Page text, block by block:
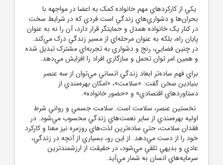
يکي از کارکردهاي مهم خانواده کمک به اعضا در مواجهه با
بحران‌ها و دشواري‌هاي زندگي است.فردي که در شرايط سخت
در کنار يک خانواده همدل و حمايتگر قرار دارد، آن را نه به عنوان
پايان راه، بلکه به عنوان مرحله‌اي از مسير زندگي درک مي‌کند.
در چنين فضايي، رنج و دشواري به تجربه‌اي مشترک تبديل شده
و همين امر توان تحمل و سازگاري افراد را افزايش مي‌دهد.
براي فهم ساده‌تر ابعاد زندگي انساني مي‌توان از سه عنصر
بنيادين سخن گفت: «سلامت»، «امکان بهره‌مندي از
دستاوردهاي اقتصادي» و «حضور خانواده».
نخستين عنصر، سلامت است. سلامت جسمي و رواني شرط
اوليه بهره‌مندي از ساير نعمت‌هاي زندگي محسوب مي‌شود. در
فقدان سلامت، حتي ساده‌ترين لذت‌هاي روزمره نيز معنا و کارکرد
خود را از دست مي‌دهد. از اين رو، بسياري از آنچه در زندگي،
عادي و بديهي تلقي مي‌شود، در حقيقت از ارزشمندترين
سرمايه‌هاي انسان به شمار مي‌آيد.